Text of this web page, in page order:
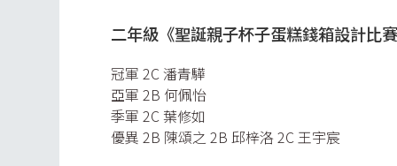
二年級《聖誕親子杯子蛋糕錢箱設計比
冠軍 2C 潘青驊
亞軍 2B 何佩怡
季軍 2C 葉修如
優異 2B 陳頌之 2B 邱梓洛 2C 王宇宸